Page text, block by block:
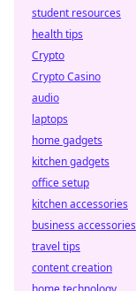
student resources
health tips
Crypto
Crypto Casino
audio
laptops
home gadgets
kitchen gadgets
office setup
kitchen accessories
business accessories
travel tips
content creation